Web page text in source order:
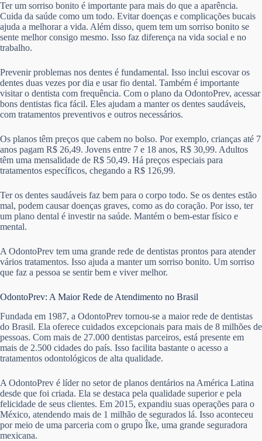
Ter um sorriso bonito é importante para mais do que a aparência.
Cuida da saúde como um todo. Evitar doenças e complicações bucais
ajuda a melhorar a vida. Além disso, quem tem um sorriso bonito se
sente melhor consigo mesmo. Isso faz diferença na vida social e no
trabalho.
Prevenir problemas nos dentes é fundamental. Isso inclui escovar os
dentes duas vezes por dia e usar fio dental. Também é importante
visitar o dentista com frequência. Com o plano da OdontoPrev, acessar
bons dentistas fica fácil. Eles ajudam a manter os dentes saudáveis,
com tratamentos preventivos e outros necessários.
Os planos têm preços que cabem no bolso. Por exemplo, crianças até 7
anos pagam R$ 26,49. Jovens entre 7 e 18 anos, R$ 30,99. Adultos
têm uma mensalidade de R$ 50,49. Há preços especiais para
tratamentos específicos, chegando a R$ 126,99.
Ter os dentes saudáveis faz bem para o corpo todo. Se os dentes estão
mal, podem causar doenças graves, como as do coração. Por isso, ter
um plano dental é investir na saúde. Mantém o bem-estar físico e
mental.
A OdontoPrev tem uma grande rede de dentistas prontos para atender
vários tratamentos. Isso ajuda a manter um sorriso bonito. Um sorriso
que faz a pessoa se sentir bem e viver melhor.
OdontoPrev: A Maior Rede de Atendimento no Brasil
Fundada em 1987, a OdontoPrev tornou-se a maior rede de dentistas
do Brasil. Ela oferece cuidados excepcionais para mais de 8 milhões de
pessoas. Com mais de 27.000 dentistas parceiros, está presente em
mais de 2.500 cidades do país. Isso facilita bastante o acesso a
tratamentos odontológicos de alta qualidade.
A OdontoPrev é líder no setor de planos dentários na América Latina
desde que foi criada. Ela se destaca pela qualidade superior e pela
felicidade de seus clientes. Em 2015, expandiu suas operações para o
México, atendendo mais de 1 milhão de segurados lá. Isso aconteceu
por meio de uma parceria com o grupo Îke, uma grande seguradora
mexicana.